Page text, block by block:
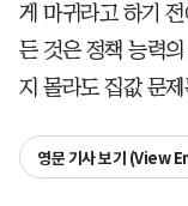
게 마귀라고 하기
든 것은 정책 능력
지 몰라도 집값 문
영문 기사 보기 (View